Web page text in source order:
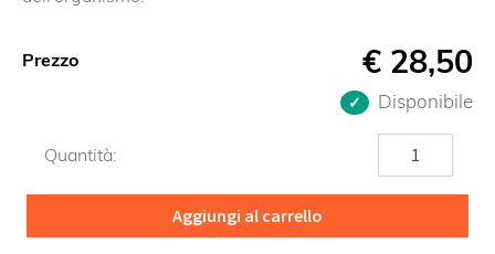
Prezzo € 28,50
Disponibile
Quantità:
Shiitake
MicoEST
quantità
Aggiungi al carrello